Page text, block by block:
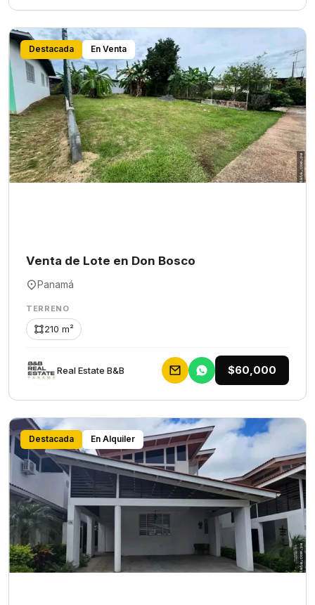
Destacada En Venta
Venta de Lote en Don Bosco
Panamá
TERRENO
210 m²
Rеаl Еstаtе В&В $60,000
Destacada En Alquiler